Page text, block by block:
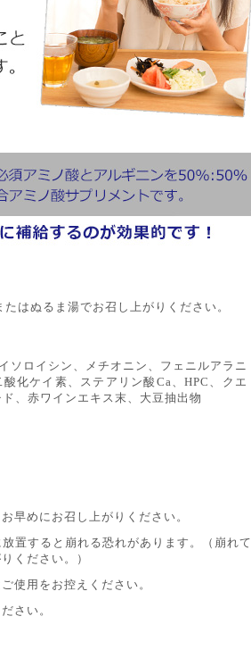
はぬるま湯でお召し上がりください。
ソロイシン、メチオニン、フェニルアラニ
化ケイ素、ステアリン酸Ca、HPC、クエ
、赤ワインエキス末、大豆抽出物
早めにお召し上がりください。
置すると崩れる恐れがあります。（崩れて
ください。）
使用をお控えください。
さい。